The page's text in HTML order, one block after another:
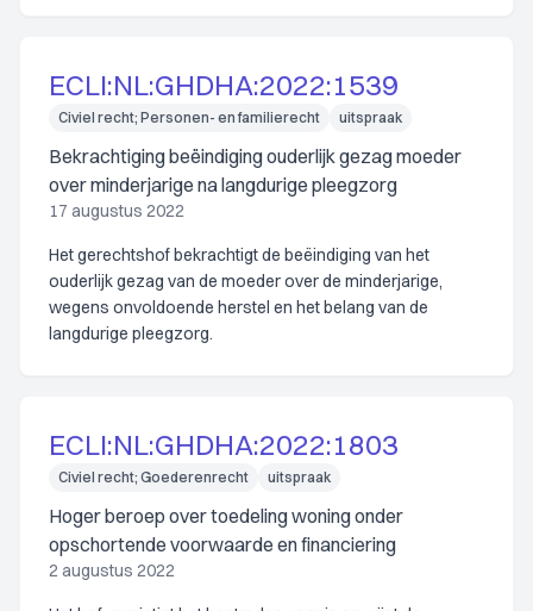
ECLI:NL:GHDHA:2022:1539
Civiel recht; Personen- en familierecht uitspraak
Bekrachtiging beëindiging ouderlijk gezag moeder
over minderjarige na langdurige pleegzorg
17 augustus 2022
Het gerechtshof bekrachtigt de beëindiging van het
ouderlijk gezag van de moeder over de minderjarige,
wegens onvoldoende herstel en het belang van de
langdurige pleegzorg.
ECLI:NL:GHDHA:2022:1803
Civiel recht; Goederenrecht uitspraak
Hoger beroep over toedeling woning onder
opschortende voorwaarde en financiering
2 augustus 2022